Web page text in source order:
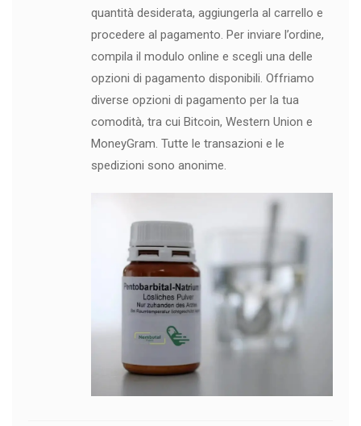
quantità desiderata, aggiungerla al carrello e
procedere al pagamento. Per inviare l’ordine,
compila il modulo online e scegli una delle
opzioni di pagamento disponibili. Offriamo
diverse opzioni di pagamento per la tua
comodità, tra cui Bitcoin, Western Union e
MoneyGram. Tutte le transazioni e le
spedizioni sono anonime.